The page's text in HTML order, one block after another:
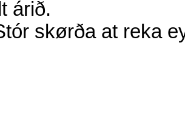
árið.
skørða at reka